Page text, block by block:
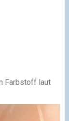
Farbstoff laut